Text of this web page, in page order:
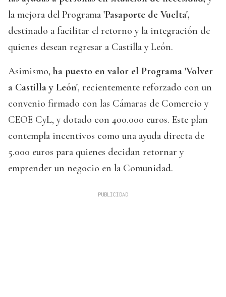
la mejora del Programa 'Pasaporte de Vuelta',
destinado a facilitar el retorno y la integración de
quienes desean regresar a Castilla y León.
Asimismo, ha puesto en valor el Programa 'Volver
a Castilla y León', recientemente reforzado con un
convenio firmado con las Cámaras de Comercio y
CEOE CyL, y dotado con 400.000 euros. Este plan
contempla incentivos como una ayuda directa de
5.000 euros para quienes decidan retornar y
emprender un negocio en la Comunidad.